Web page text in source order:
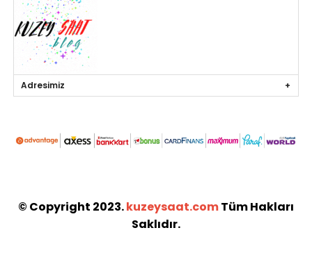
Adresimiz
© Copyright 2023.kuzeysaat.comTüm Hakları
Saklıdır.